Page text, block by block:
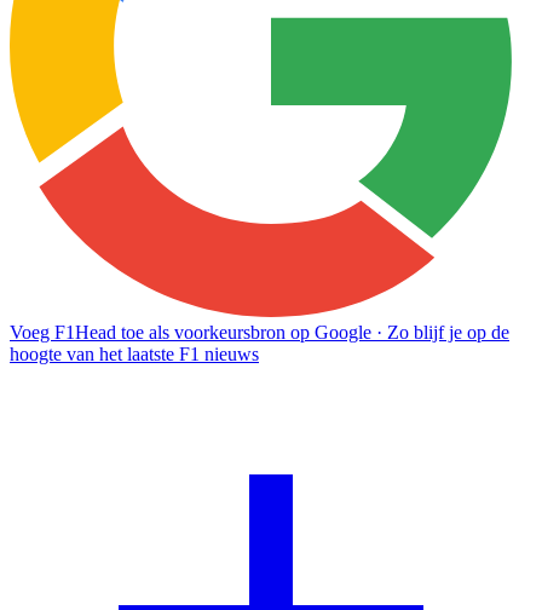
Voeg F1Head toe als voorkeursbron op Google · Zo blijf je op de
hoogte van het laatste F1 nieuws